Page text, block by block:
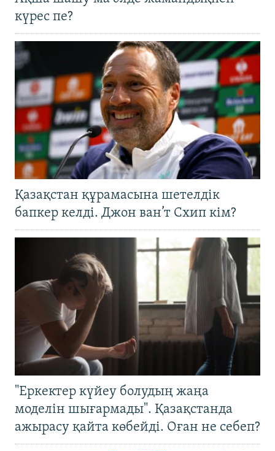
күрес пе?
Қазақстан құрамасына шетелдік
бапкер келді. Джон ван’т Схип кім?
"Еркектер күйеу болудың жаңа
моделін шығармады". Қазақстанда
ажырасу қайта көбейді. Оған не себеп?